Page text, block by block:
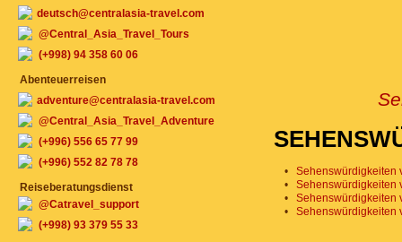
•
Sehenswürdigkeiten
•
Sehenswürdigkeiten
•
Sehenswürdigkeiten
•
Sehenswürdigkeiten
deutsch@centralasia-travel.com
@Central_Asia_Travel_Tours
(+998) 94 358 60 06
Abenteuerreisen
adventure@centralasia-travel.com
@Central_Asia_Travel_Adventure
(+996) 556 65 77 99
(+996) 552 82 78 78
Reiseberatungsdienst
@Catravel_support
(+998) 93 379 55 33